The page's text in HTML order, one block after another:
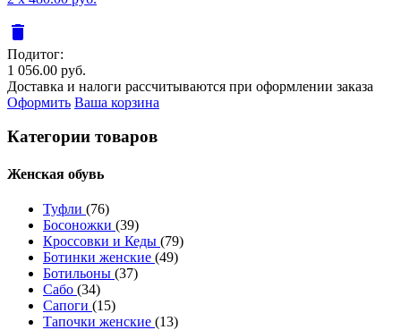
delete
Подитог:
1 056.00 руб.
Доставка и налоги рассчитываются при оформлении заказа
Оформить Ваша корзина
Категории товаров
Женcкая обувь
Туфли (76)
Босоножки (39)
Кроссовки и Кеды (79)
Ботинки женские (49)
Ботильоны (37)
Сабо (34)
Сапоги (15)
Тапочки женские (13)